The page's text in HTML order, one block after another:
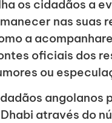
os cidadãos a
nas suas
a
oficiais dos
ou
angolanos
através do